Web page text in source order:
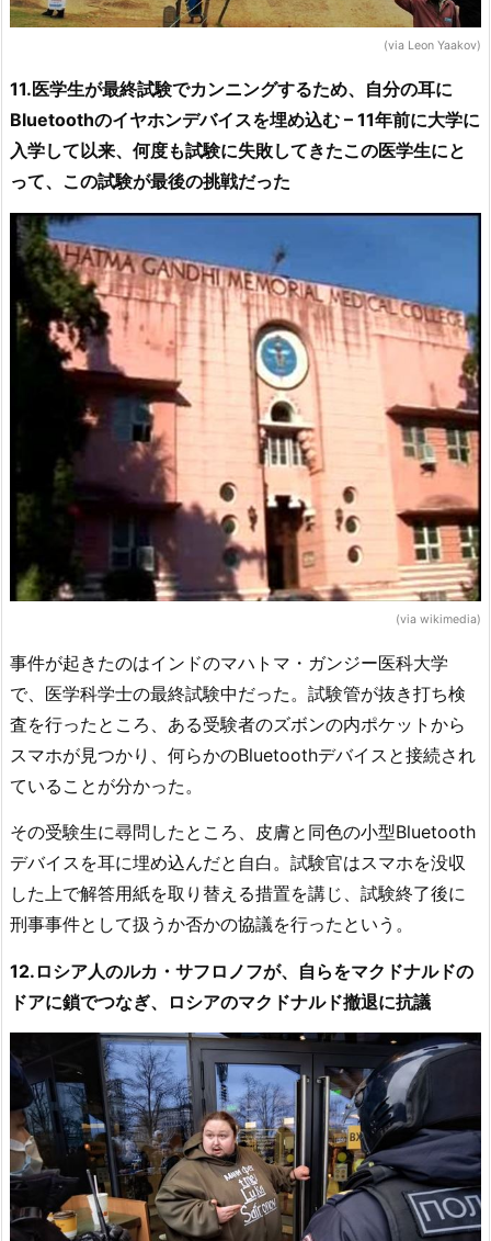
(via Leon Yaakov)
11.医学生が最終試験でカンニングするため、自分の耳に
Bluetoothのイヤホンデバイスを埋め込む – 11年前に大学に
入学して以来、何度も試験に失敗してきたこの医学生にと
って、この試験が最後の挑戦だった
(via wikimedia)
事件が起きたのはインドのマハトマ・ガンジー医科大学
で、医学科学士の最終試験中だった。試験管が抜き打ち検
査を行ったところ、ある受験者のズボンの内ポケットから
スマホが見つかり、何らかのBluetoothデバイスと接続され
ていることが分かった。
その受験生に尋問したところ、皮膚と同色の小型Bluetooth
デバイスを耳に埋め込んだと自白。試験官はスマホを没収
した上で解答用紙を取り替える措置を講じ、試験終了後に
刑事事件として扱うか否かの協議を行ったという。
12.ロシア人のルカ・サフロノフが、自らをマクドナルドの
ドアに鎖でつなぎ、ロシアのマクドナルド撤退に抗議